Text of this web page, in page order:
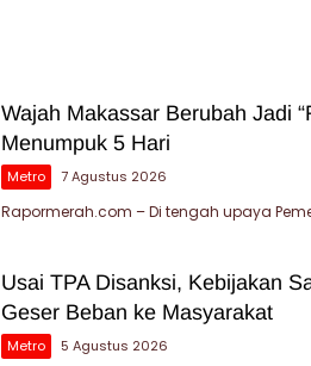
Wajah Makassar Berubah Jadi
Menumpuk 5 Hari
Metro 7 Agustus 2026
Rapormerah.com – Di tengah upaya
Usai TPA Disanksi, Kebijakan
Geser Beban ke Masyarakat
Metro 5 Agustus 2026